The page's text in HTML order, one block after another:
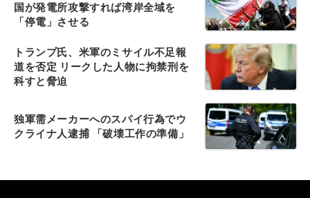
国が発電所攻撃すれば湾岸全域を
「停電」させる
トランプ氏、米軍のミサイル不足報
道を否定 リークした人物に拘禁刑を
科すと脅迫
独軍需メーカーへのスパイ行為でウ
クライナ人逮捕 「破壊工作の準備」